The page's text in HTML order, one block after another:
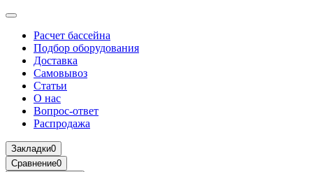
Расчет бассейна
Подбор оборудования
Доставка
Самовывоз
Статьи
О нас
Вопрос-ответ
Распродажа
Закладки0
Сравнение0